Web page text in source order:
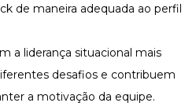
de maneira adequada ao perfil
a liderança situacional mais
desafios e contribuem
a motivação da equipe.